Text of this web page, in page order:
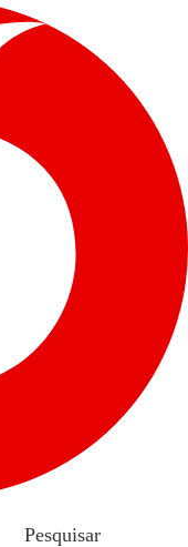
Pesquisar